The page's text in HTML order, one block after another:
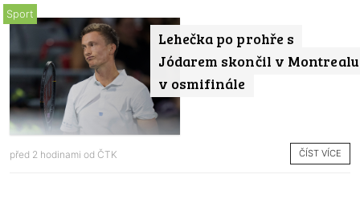
Lehečka po prohře s
Jódarem skončil v Montrealu
v osmifinále
Sport
před 2 hodinami od ČTK ČÍST VÍCE